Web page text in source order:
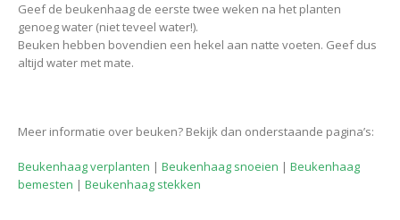
Geef de beukenhaag de eerste twee weken na het planten
genoeg water (niet teveel water!).
Beuken hebben bovendien een hekel aan natte voeten. Geef dus
altijd water met mate.
Meer informatie over beuken? Bekijk dan onderstaande pagina’s:
Beukenhaag verplanten | Beukenhaag snoeien | Beukenhaag
bemesten | Beukenhaag stekken